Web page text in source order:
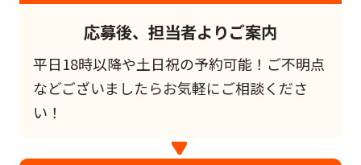
応募後、担当者よりご案内
平日18時以降や土日祝の予約可能！ご不明点
などございましたらお気軽にご相談くださ
い！